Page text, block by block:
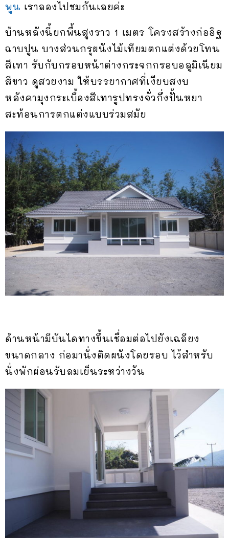
พูน เราลองไปชมกันเลยค่ะ
บ้านหลังนี้ยกพื้นสูงราว 1 เมตร โครงสร้างก่ออิฐ
ฉาบปูน บางส่วนกรุผนังไม้เทียมตกแต่งด้วยโทน
สีเทา รับกับกรอบหน้าต่างกระจกกรอบอลูมิเนียม
สีขาว ดูสวยงาม ให้บรรยากาศที่เงียบสงบ
หลังคามุงกระเบื้องสีเทารูปทรงจั่วกึ่งปั้นหยา
สะท้อนการตกแต่งแบบร่วมสมัย
ด้านหน้ามีบันไดทางขึ้นเชื่อมต่อไปยังเฉลียง
ขนาดกลาง ก่อมานั่งติดผนังโดยรอบ ไว้สำหรับ
นั่งพักผ่อนรับลมเย็นระหว่างวัน